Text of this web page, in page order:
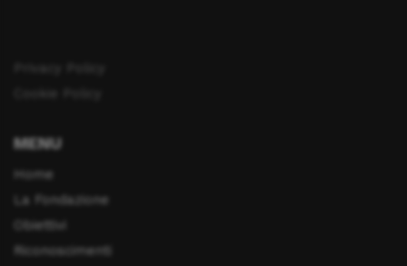
MENU
Home
La Fondazione
Obiettivi
Riconoscimenti